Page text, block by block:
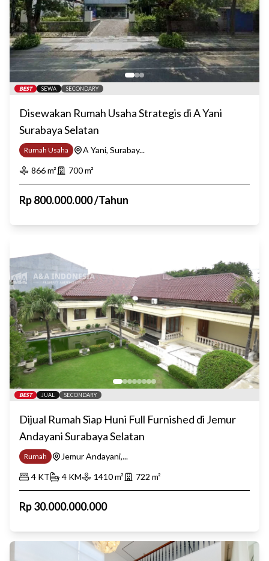
BEST SEWA SECONDARY
Disewakan Rumah Usaha Strategis di A Yani
Surabaya Selatan
Rumah Usaha
A Yani, Surabay...
866m² 700m²
Rp800.000.000/Tahun
BEST JUAL SECONDARY
Dijual Rumah Siap Huni Full Furnished di Jemur
Andayani Surabaya Selatan
Rumah
Jemur Andayani,...
4 KT 4 KM 1410m² 722 m²
Rp30.000.000.000